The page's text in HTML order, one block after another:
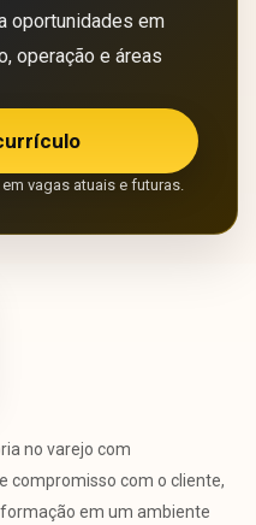
oportunidades em
operação e áreas
vagas atuais e futuras.
no varejo com
compromisso com o cliente,
em um ambiente